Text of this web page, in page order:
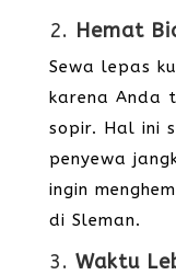
2. Hemat
Sewa lepas
karena Anda
sopir. Hal ini
penyewa
ingin
di Sleman.
3. Waktu